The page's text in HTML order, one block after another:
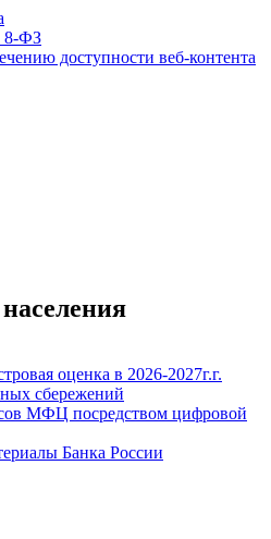
8-ФЗ
доступности веб-контента
оценка в 2026-2027г.г.
сбережений
МФЦ посредством цифровой
Банка России